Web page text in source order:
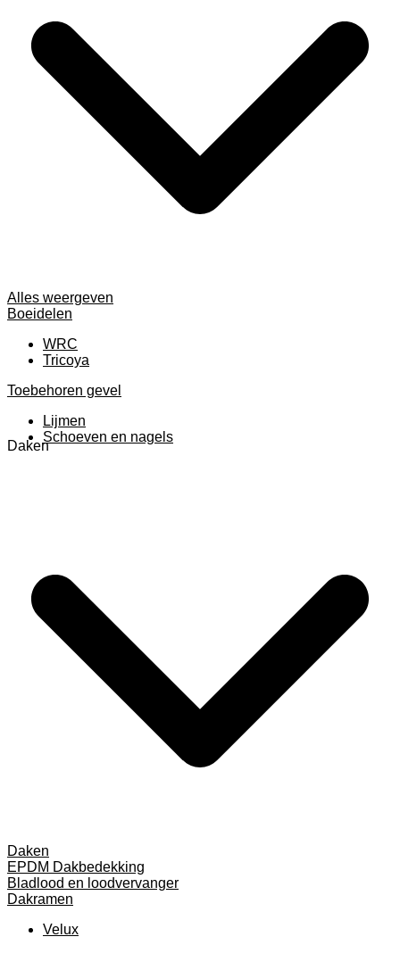
Alles weergeven
Boeidelen
WRC
Tricoya
Toebehoren gevel
Lijmen
Schoeven en nagels
Daken
Daken
EPDM Dakbedekking
Bladlood en loodvervanger
Dakramen
Velux